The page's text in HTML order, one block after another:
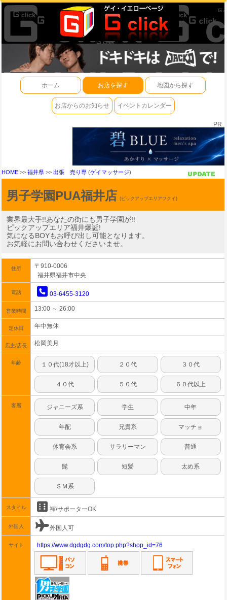
ホーム お店を探す 地図から探す
お店からのお知らせ イベントカレンダー
PR
HOME >> 福井県 >> 出張 売り専 (ゲイマッサージ)
男子学園PUA福井店 (ピックアップエリアフクイ)
業界最大手!!あなたの街にも男子学園が!!
ピックアップエリア福井爆誕!
気になるBOYもお呼び出し可能となります。
お気軽にお問い合わせくださいませ。
住所
〒910-0006
福井県福井市中央
電話 03-6455-3120
営業時間 13:00 ～ 26:00
定休日 年中無休
店主/店長 松岡美月
年齢 １０代(18才以上) ２０代 ３０代
４０代 ５０代 ６０代以上
客層 ジャニーズ系 学生 中年
年配 兄貴系 マッチョ
体育会系 サラリーマン 普通
髭 短髪 太め系
ＳＭ系
スタイル 褌/サポーターOK
外国人 外国人可
サイト https://www.dgdgdg.com/top.php?shop_id=76